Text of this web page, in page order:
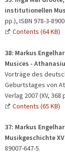
institutionellen
pp.), ISBN 978-3-
Contents (64 KB)
38: Markus
Musices -
Vorträge des
Geburtstages von
Verlag 2007 (XV, 368
Contents (65 KB)
37: Markus
Musikgeschichte
89007-647-5.